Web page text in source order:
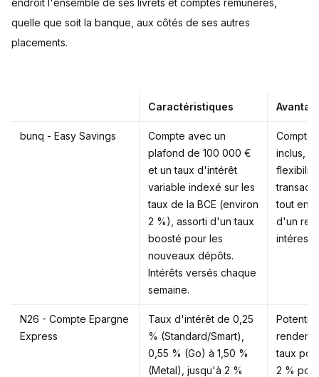
quelle que soit la banque, aux côtés de ses autres
placements.
Caractéristiques
bunq - Easy Savings
Compte avec un
plafond de 100 000 €
et un taux d'intérêt
variable indexé sur les
taux de la BCE (environ
2 %), assorti d'un taux
boosté pour les
nouveaux dépôts.
Intérêts versés chaque
semaine.
Compte
inclus,
tout en
d'un
N26 - Compte Epargne
Express
Taux d'intérêt de 0,25
% (Standard/Smart),
0,55 % (Go) à 1,50 %
(Metal), jusqu'à 2 %
taux
2 %